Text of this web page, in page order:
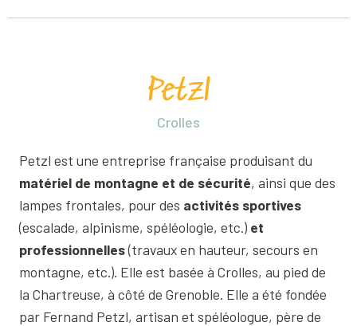
Petzl
Crolles
Petzl est une entreprise française produisant du
matériel de montagne et de sécurité, ainsi que des
lampes frontales, pour des activités sportives
(escalade, alpinisme, spéléologie, etc.) et
professionnelles(travaux en hauteur, secours en
montagne, etc.). Elle est basée à Crolles, au pied de
la Chartreuse, à côté de Grenoble. Elle a été fondée
par Fernand Petzl, artisan et spéléologue, père de